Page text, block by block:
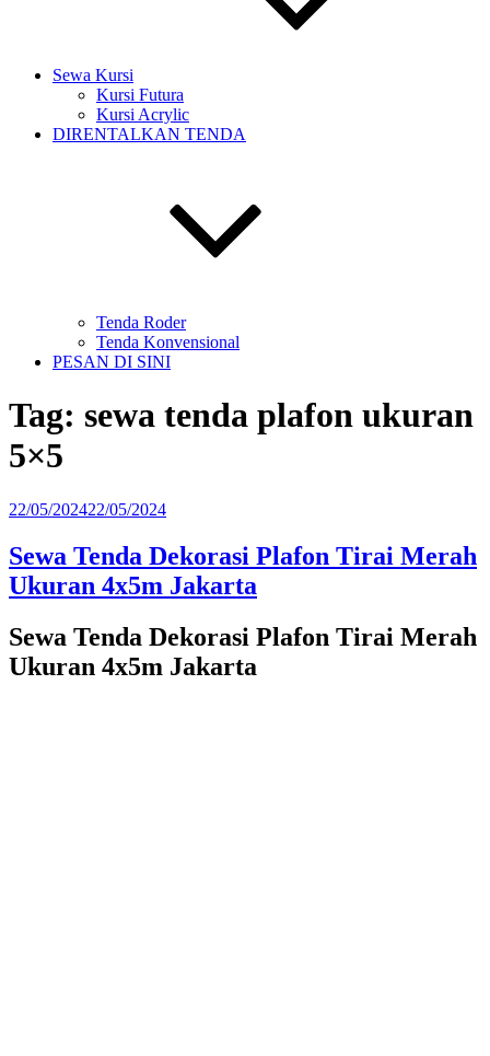
Sewa Kursi
Kursi Futura
Kursi Acrylic
DIRENTALKAN TENDA
Tenda Roder
Tenda Konvensional
PESAN DI SINI
Tag: sewa tenda plafon ukuran
5×5
Diposkan
22/05/202422/05/2024
Sewa Tenda Dekorasi Plafon Tirai Merah
Ukuran 4x5m Jakarta
Sewa Tenda Dekorasi Plafon Tirai Merah
Ukuran 4x5m Jakarta